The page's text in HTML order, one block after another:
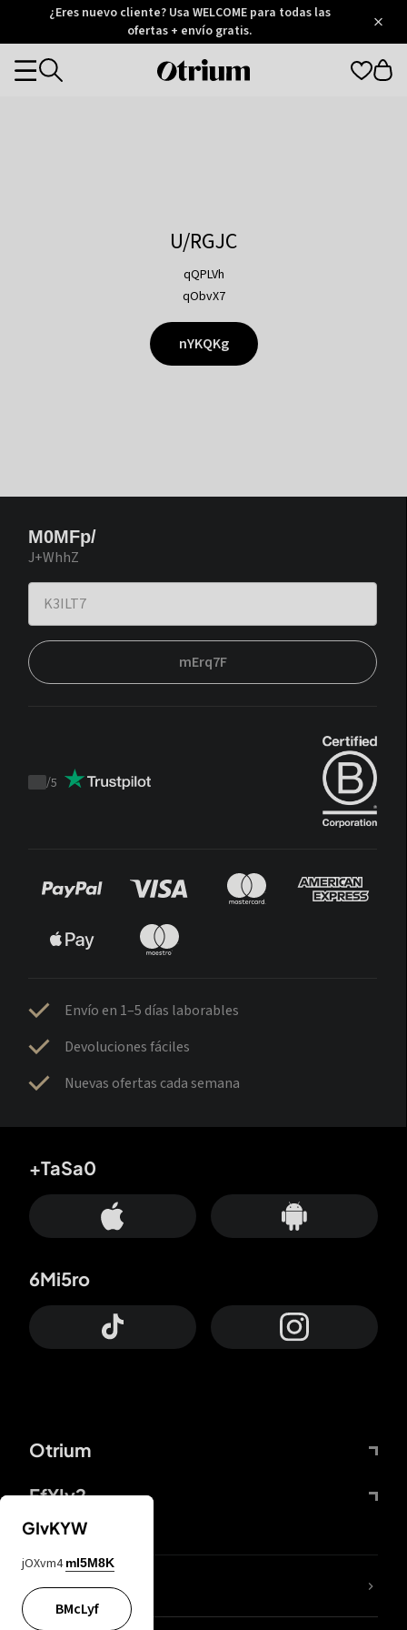
Otrium
Trustpilot
¿Eres nuevo cliente? Usa WELCOME para todas las
ofertas + envío gratis.
Otrium
Categories
U/RGJC
qQPLVh
qObvX7
nYKQKg
M0MFp/
J+WhhZ
mErq7F
Trustpilot
/5
Envío en 1–5 días laborables
Devoluciones fáciles
Nuevas ofertas cada semana
Otrium
FfYIy2
+TaSa0
6Mi5ro
65A04M
GIvKYW
jOXvm4 mI5M8K
BMcLyf